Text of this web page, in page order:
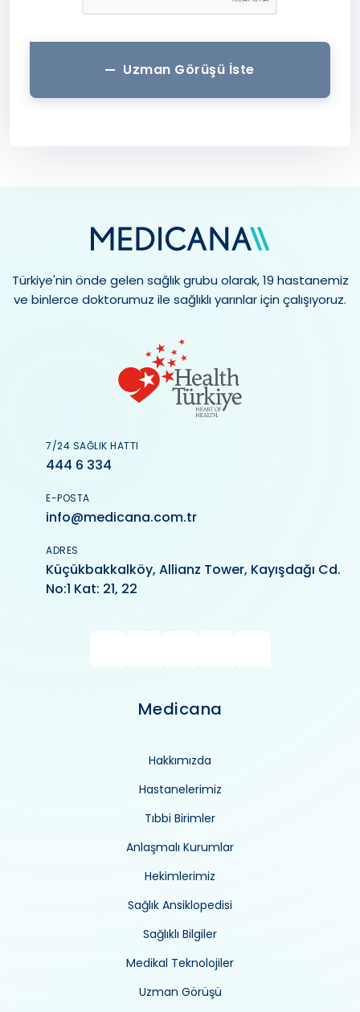
Uzman Görüşü İste
Türkiye'nin önde gelen sağlık grubu olarak, 19 hastanemiz
ve binlerce doktorumuz ile sağlıklı yarınlar için çalışıyoruz.
7/24 SAĞLIK HATTI
444 6 334
E-POSTA
info@medicana.com.tr
ADRES
Küçükbakkalköy, Allianz Tower, Kayışdağı Cd.
No:1 Kat: 21, 22
Medicana
Hakkımızda
Hastanelerimiz
Tıbbi Birimler
Anlaşmalı Kurumlar
Hekimlerimiz
Sağlık Ansiklopedisi
Sağlıklı Bilgiler
Medikal Teknolojiler
Uzman Görüşü